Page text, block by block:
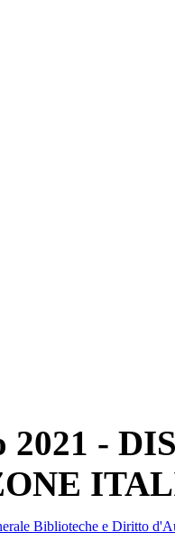
2021 -
Biblioteche e Diritto